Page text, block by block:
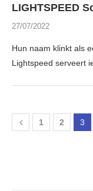
LIGHTSPEED
27/07/2022
Hun naam klinkt als
Lightspeed serveert
1 2 3